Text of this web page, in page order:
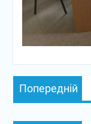
Навігація
записів
Попередній